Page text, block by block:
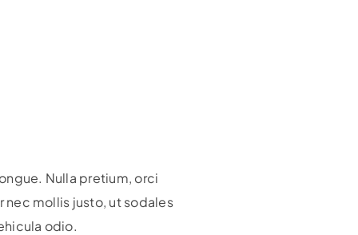
Nulla pretium, orci
nec mollis justo, ut sodales
odio.